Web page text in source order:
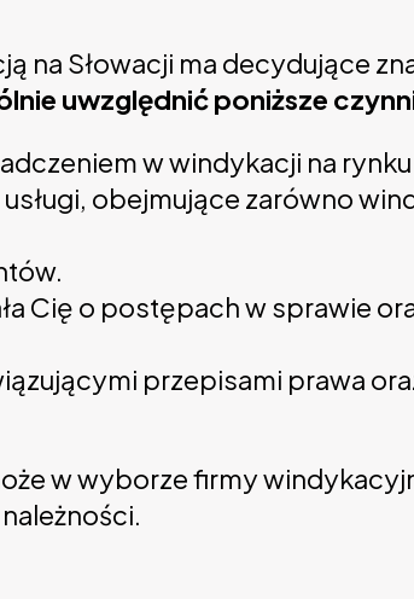
na Słowacji ma decydujące
uwzględnić poniższe
w windykacji na rynku
obejmujące zarówno
Cię o postępach w sprawie
przepisami prawa
w wyborze firmy